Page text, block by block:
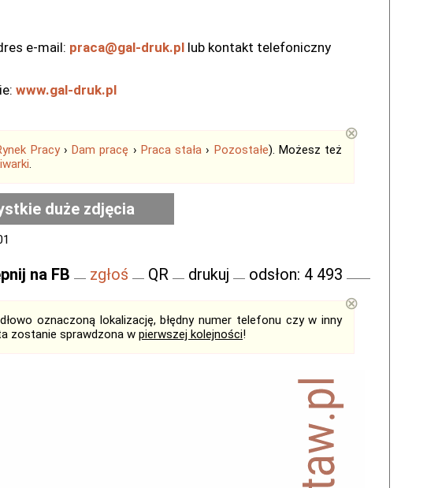
e-mail: praca@gal-druk.pl lub kontakt telefoniczny
www.gal-druk.pl
Pracy› Dam pracę › Praca stała › Pozostałe). Możesz też
.
⊗
duże zdjęcia
na FB zgłoś QR drukuj odsłon: 4 493
oznaczoną lokalizację, błędny numer telefonu czy w inny
zostanie sprawdzona w pierwszej kolejności!
⊗